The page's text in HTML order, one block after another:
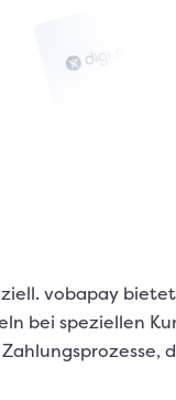
vobapay
bei speziellen